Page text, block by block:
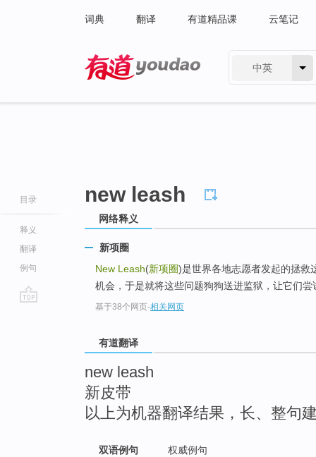
词典 翻译 有道精品课 云笔记
中英
目录
释义
翻译
例句
new leash
网络释义
新项圈
New Leash(新项圈)是世界各地志愿者发起的拯救
机会，于是就将这些问题狗狗送进监狱，让它们尝
基于38个网页-相关网页
有道翻译
new leash
新皮带
以上为机器翻译结果，长、整句
双语例句 权威例句